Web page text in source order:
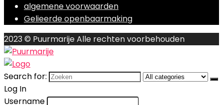
algemene voorwaarden
Gelieerde openbaarmaking
2023 © Puurmarije Alle rechten voorbehouden
Search for:
Log In
Username